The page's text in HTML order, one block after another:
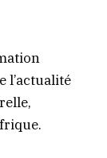
l’actualité